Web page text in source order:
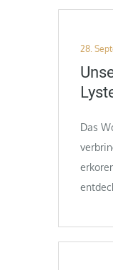
Posted
on
28.
Das